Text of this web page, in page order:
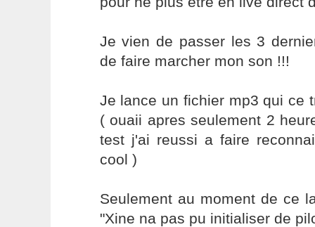
Je vien de passer les 3
de faire marcher mon son !!!
Je lance un fichier mp3 qui ce
( ouaii apres seulement 2
test j'ai reussi a faire
cool )
Seulement au moment de ce
"Xine na pas pu initialiser de